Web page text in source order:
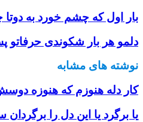
بار اول که چشم خورد به
دلمو هر بار شکوندی حرفاتو
نوشته های مشابه
کار دله هنوزم که هنوزه
یا برگرد یا این دل را برگردان